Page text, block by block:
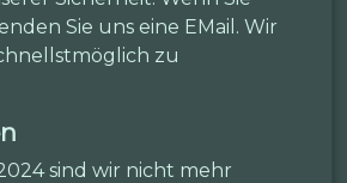
Sie uns eine EMail. Wir
zu
sind wir nicht mehr